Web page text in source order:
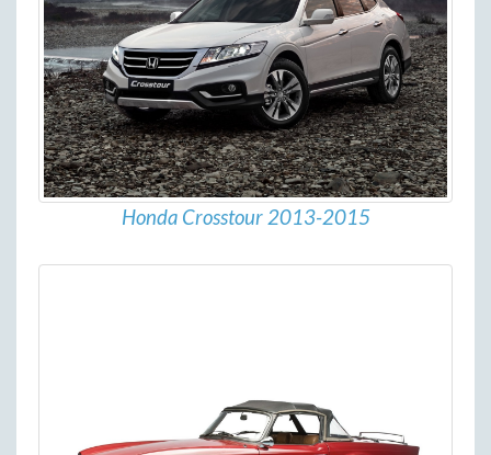
Honda Crosstour 2013-2015